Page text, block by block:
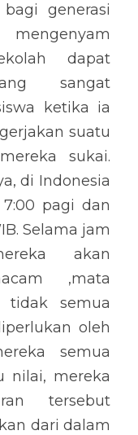
generasi
dapat
sangat
ketika ia
suatu
sukai.
di Indonesia
pagi dan
Selama jam
akan
,mata
tidak semua
oleh
semua
nilai, mereka
tersebut
dari dalam